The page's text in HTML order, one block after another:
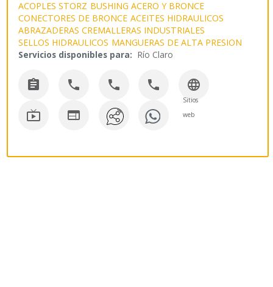
ACOPLES STORZ BUSHING ACERO Y BRONCE
CONECTORES DE BRONCE ACEITES HIDRAULICOS
ABRAZADERAS CREMALLERAS INDUSTRIALES
SELLOS HIDRAULICOS MANGUERAS DE ALTA PRESION
Servicios disponibles para: Río Claro
    
Sitios
web
 